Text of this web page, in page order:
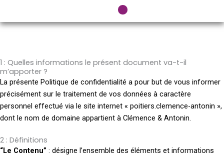
contenu
1 : Quelles informations le présent document va-t-il
m’apporter ?
La présente Politique de confidentialité a pour but de vous informer
précisément sur le traitement de vos données à caractère
personnel effectué via le site internet « poitiers.clemence-antonin »,
dont le nom de domaine appartient à Clémence & Antonin.
2 : Définitions
“Le Contenu” : désigne l’ensemble des éléments et informations